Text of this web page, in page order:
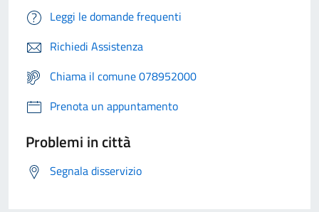
Leggi le domande frequenti
Richiedi Assistenza
Chiama il comune 078952000
Prenota un appuntamento
Problemi in città
Segnala disservizio